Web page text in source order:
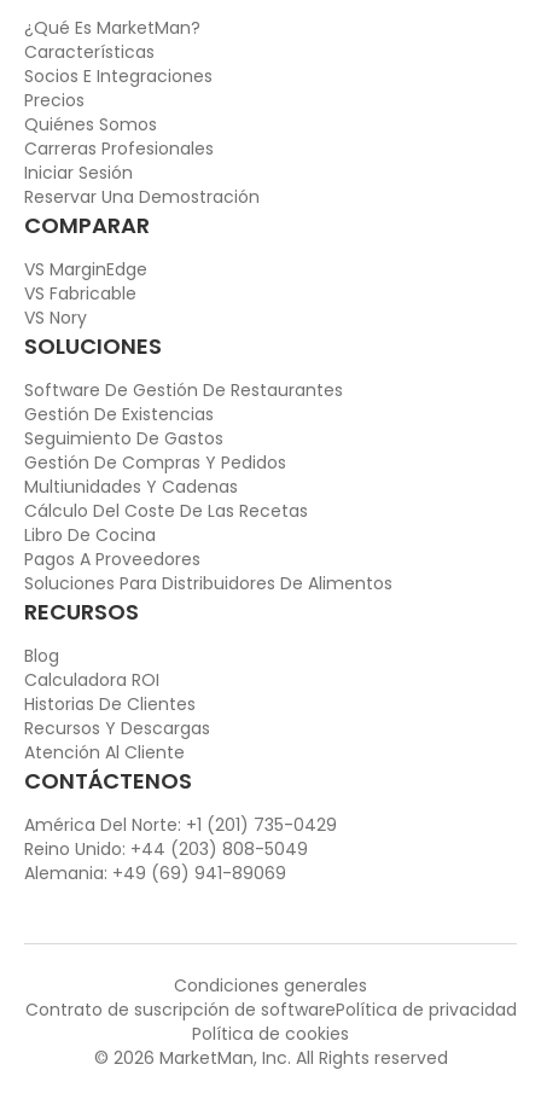
¿Qué Es MarketMan?
Características
Socios E Integraciones
Precios
Quiénes Somos
Carreras Profesionales
Iniciar Sesión
Reservar Una Demostración
COMPARAR
VS MarginEdge
VS Fabricable
VS Nory
SOLUCIONES
Software De Gestión De Restaurantes
Gestión De Existencias
Seguimiento De Gastos
Gestión De Compras Y Pedidos
Multiunidades Y Cadenas
Cálculo Del Coste De Las Recetas
Libro De Cocina
Pagos A Proveedores
Soluciones Para Distribuidores De Alimentos
RECURSOS
Blog
Calculadora ROI
Historias De Clientes
Recursos Y Descargas
Atención Al Cliente
CONTÁCTENOS
América Del Norte: +1 (201) 735-0429
Reino Unido: +44 (203) 808-5049
Alemania: +49 (69) 941-89069
© 2026 MarketMan, Inc. All Rights reserved
Condiciones generales
Contrato de suscripción de softwarePolítica de privacidad
Política de cookies